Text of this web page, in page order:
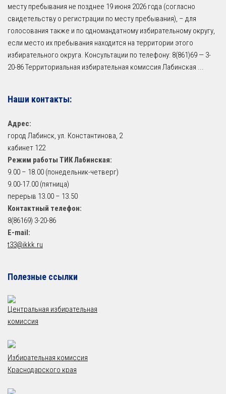
месту пребывания не позднее 19 июня 2026 года (согласно
свидетельству о регистрации по месту пребывания), – для
голосования также и по одномандатному избирательному округу,
если место их пребывания находится на территории этого
избирательного округа. Консультации по телефону: 8(861)69 — 3-
20-86 Территориальная избирательная комиссия Лабинская ...
Наши контакты:
Адрес:
город Лабинск, ул. Константинова, 2
кабинет 122
Режим работы ТИК Лабинская:
9.00 – 18.00 (понедельник-четверг)
9.00-17.00 (пятница)
перерыв 13.00 – 13.50
Контактный телефон:
8(86169) 3-20-86
E-mail:
t33@ikkk.ru
Полезные ссылки
Центральная избирательная
комиссия
Избирательная комиссия
Краснодарского края